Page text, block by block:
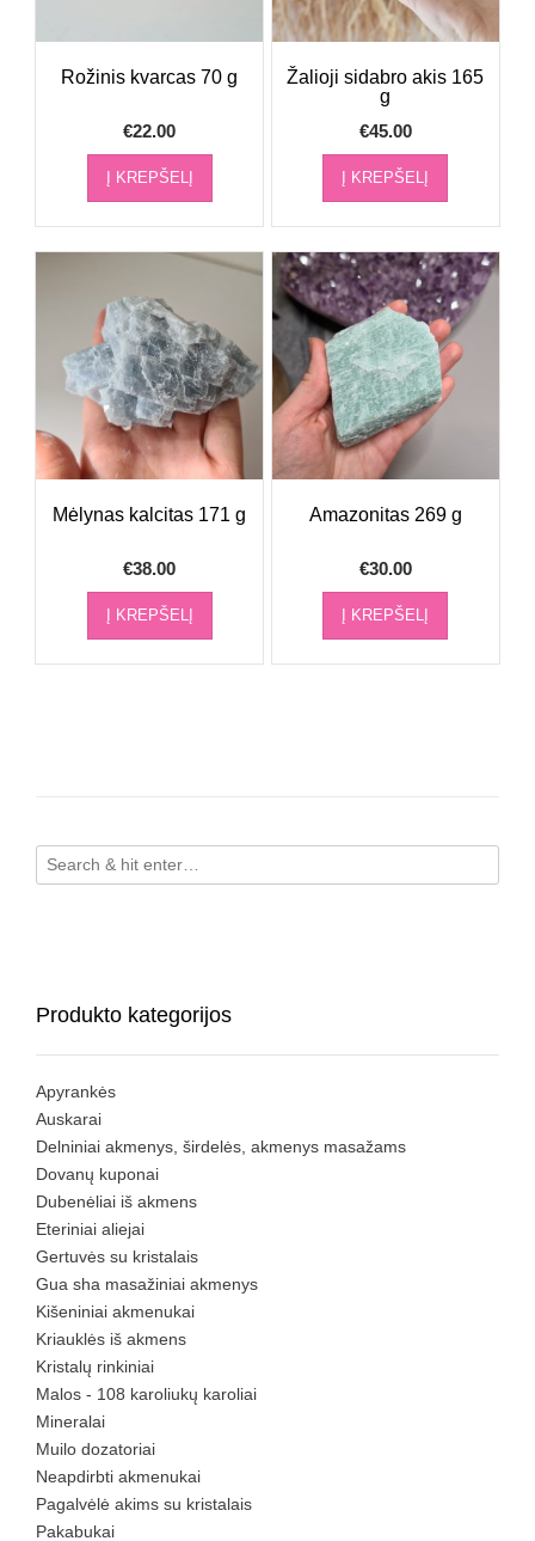
Rožinis kvarcas 70 g
€22.00
Į KREPŠELĮ
Žalioji sidabro akis 165
g
€45.00
Į KREPŠELĮ
Mėlynas kalcitas 171 g
€38.00
Į KREPŠELĮ
Amazonitas 269 g
€30.00
Į KREPŠELĮ
Produkto kategorijos
Apyrankės
Auskarai
Delniniai akmenys, širdelės, akmenys masažams
Dovanų kuponai
Dubenėliai iš akmens
Eteriniai aliejai
Gertuvės su kristalais
Gua sha masažiniai akmenys
Kišeniniai akmenukai
Kriauklės iš akmens
Kristalų rinkiniai
Malos - 108 karoliukų karoliai
Mineralai
Muilo dozatoriai
Neapdirbti akmenukai
Pagalvėlė akims su kristalais
Pakabukai